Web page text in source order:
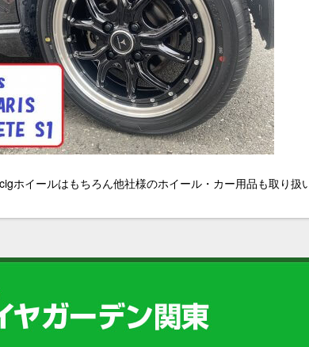
ホイールはもちろん他社様のホイール・カー用品も取り